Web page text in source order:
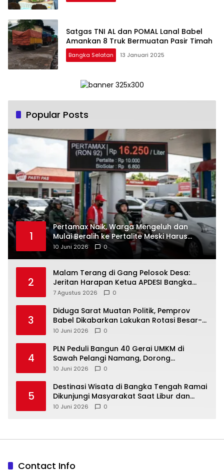
Satgas TNI AL dan POMAL Lanal Babel
Amankan 8 Truk Bermuatan Pasir Timah
Bangka Selatan 13 Januari 2025
Popular Posts
1
‎Pertamax Naik, Warga Mengeluh dan
Mulai Beralih ke Pertalite Meski Harus
10 Juni 2026 0
2
Malam Terang di Gang Pelosok Desa:
Jeritan Harapan Ketua APDESI Bangka
Tengah untuk PLN Babel
7 Agustus 2026 0
3
‎Diduga Sarat Muatan Politik, Pemprov
Babel Dikabarkan Lakukan Rotasi Besar-
10 Juni 2026 0
4
‎PLN Peduli Bangun 40 Gerai UMKM di
Sawah Pelangi Namang, Dorong
10 Juni 2026 0
5
‎Destinasi Wisata di Bangka Tengah Ramai
Dikunjungi Masyarakat Saat Libur dan
Akhir Pekan
10 Juni 2026 0
Contact Info